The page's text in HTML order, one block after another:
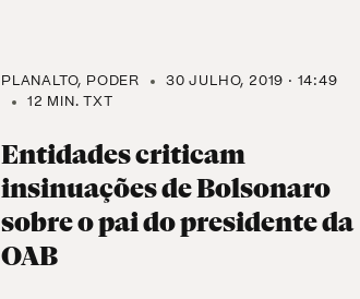
PLANALTO PODER
30 JULHO, 2019 · 14:49
12 MIN. TXT
Entidades criticam
insinuações de Bolsonaro
sobre o pai do presidente da
OAB